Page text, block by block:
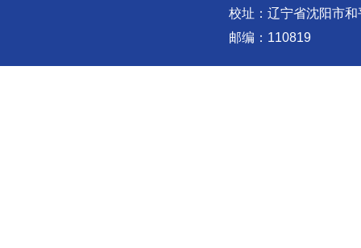
校址：辽宁省沈阳市
邮编：110819